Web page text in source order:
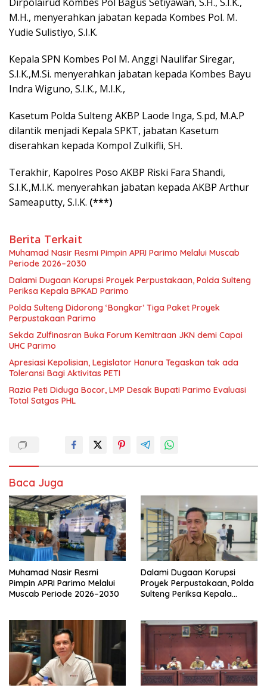
M.H., menyerahkan jabatan kepada Kombes Pol. M.
Yudie Sulistiyo, S.I.K.
Kepala SPN Kombes Pol M. Anggi Naulifar Siregar,
S.I.K.,M.Si. menyerahkan jabatan kepada Kombes Bayu
Indra Wiguno, S.I.K., M.I.K.,
Kasetum Polda Sulteng AKBP Laode Inga, S.pd, M.A.P
dilantik menjadi Kepala SPKT, jabatan Kasetum
diserahkan kepada Kompol Zulkifli, SH.
Terakhir, Kapolres Poso AKBP Riski Fara Shandi,
S.I.K.,M.I.K. menyerahkan jabatan kepada AKBP Arthur
Sameaputty, S.I.K. (***)
Berita Terkait
Muhamad Nasir Resmi Pimpin APRI Parimo Melalui Muscab
Periode 2026–2030
Dalami Dugaan Korupsi Proyek Perpustakaan, Polda Sulteng
Periksa Kepala BPKAD Parimo
Polda Sulteng Didorong ‘Bongkar’ Tiga Paket Proyek
Perpustakaan Parimo
Sekda Zulfinasran Buka Forum Kemitraan JKN demi Capai
UHC Parimo
Apresiasi Kepolisian, Legislator Hanura Tegaskan tak ada
Toleransi Bagi Aktivitas PETI
Razia Peti Diduga Bocor, LMP Desak Bupati Parimo Evaluasi
Total Satgas PHL
Baca Juga
Muhamad Nasir Resmi
Pimpin APRI Parimo Melalui
Muscab Periode 2026–2030
Dalami Dugaan Korupsi
Proyek Perpustakaan, Polda
Sulteng Periksa Kepala